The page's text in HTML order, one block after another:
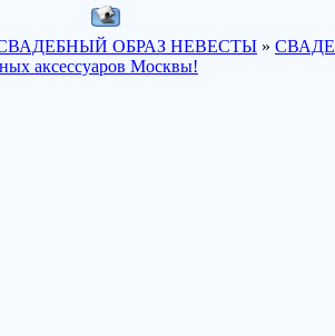
ОБРАЗ НЕВЕСТЫ »
аксессуаров Москвы!